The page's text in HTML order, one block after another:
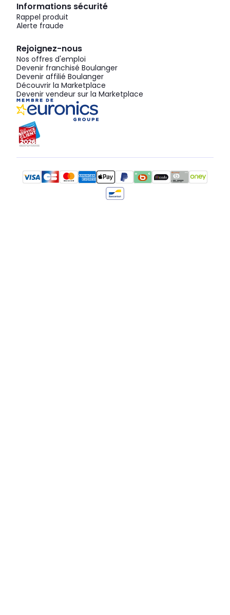
Informations sécurité
Rappel produit
Alerte fraude
Rejoignez-nous
Nos offres d'emploi
Devenir franchisé Boulanger
Devenir affilié Boulanger
Découvrir la Marketplace
Devenir vendeur sur la Marketplace